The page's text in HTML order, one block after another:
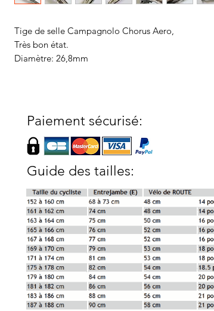
Tige de selle Campagnolo Chorus Aero,
Très bon état.
Diamètre: 26,8mm
Paiement sécurisé:
Guide des tailles: